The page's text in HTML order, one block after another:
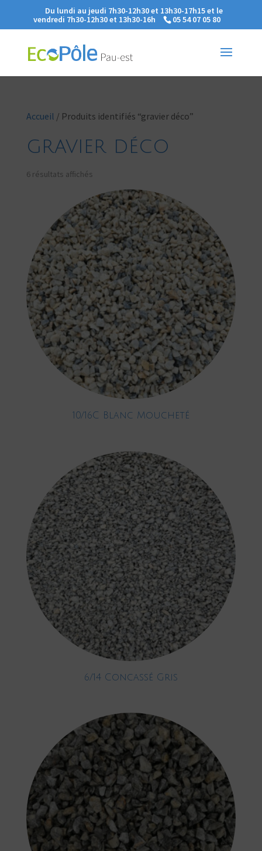
Du lundi au jeudi 7h30-12h30 et 13h30-17h15 et le
vendredi 7h30-12h30 et 13h30-16h
05 54 07 05 80
Accueil / Produits identifiés “gravier déco”
gravier déco
6 résultats affichés
10/16C Blanc Moucheté
6/14 Concassé Gris